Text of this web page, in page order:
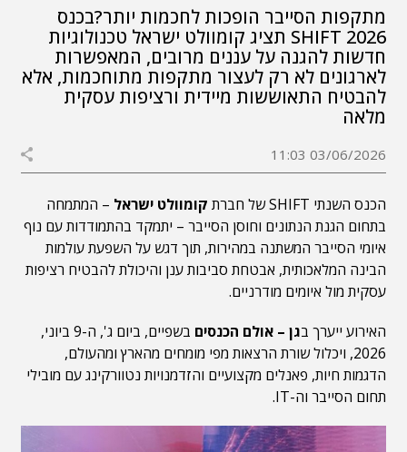
מתקפות הסייבר הופכות לחכמות יותר?בכנס
SHIFT 2026 תציג קומוולט ישראל טכנולוגיות
חדשות להגנה על עננים מרובים, המאפשרות
לארגונים לא רק לעצור מתקפות מתוחכמות, אלא
להבטיח התאוששות מיידית ורציפות עסקית
מלאה
03/06/2026 11:03
הכנס השנתי SHIFT של חברת קומוולט ישראל – המתמחה
בתחום הגנת הנתונים וחוסן הסייבר – יתמקד בהתמודדות עם נוף
איומי הסייבר המשתנה במהירות, תוך דגש על השפעת עולמות
הבינה המלאכותית, אבטחת סביבות ענן והיכולת להבטיח רציפות
עסקית מול איומים מודרניים.
האירוע ייערך בגן – אולם הכנסים
בשפיים, ביום ג', ה-9 ביוני,
2026, ויכלול שורת הרצאות מפי מומחים מהארץ ומהעולם,
הדגמות חיות, פאנלים מקצועיים והזדמנויות נטוורקינג עם מובילי
תחום הסייבר וה-IT.